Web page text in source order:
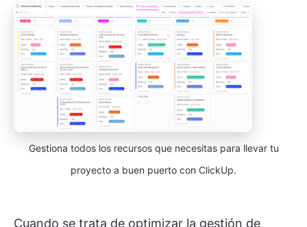
Gestiona todos los recursos que necesitas para llevar tu
proyecto a buen puerto con ClickUp.
Cuando se trata de optimizar la gestión de